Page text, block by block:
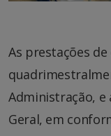
As prestações
Administração, e
Geral, em